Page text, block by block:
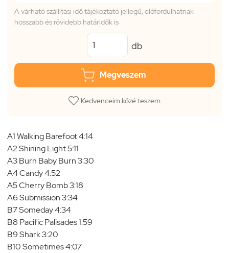
A várható szállítási idő tájékoztató jellegű, előfordulhatnak
hosszabb és rövidebb határidők is
db
Megveszem
Kedvenceim közé teszem
A1 Walking Barefoot 4:14
A2 Shining Light 5:11
A3 Burn Baby Burn 3:30
A4 Candy 4:52
A5 Cherry Bomb 3:18
A6 Submission 3:34
B7 Someday 4:34
B8 Pacific Palisades 1:59
B9 Shark 3:20
B10 Sometimes 4:07